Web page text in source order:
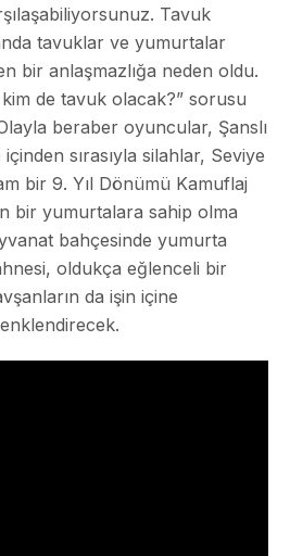
Tavuk
tavuklar ve yumurtalar
bir anlaşmazlığa neden oldu.
de tavuk olacak?” sorusu
beraber oyuncular, Şanslı
sırasıyla silahlar, Seviye
bir 9. Yıl Dönümü Kamuflaj
bir yumurtalara sahip olma
bahçesinde yumurta
oldukça eğlenceli bir
da işin içine